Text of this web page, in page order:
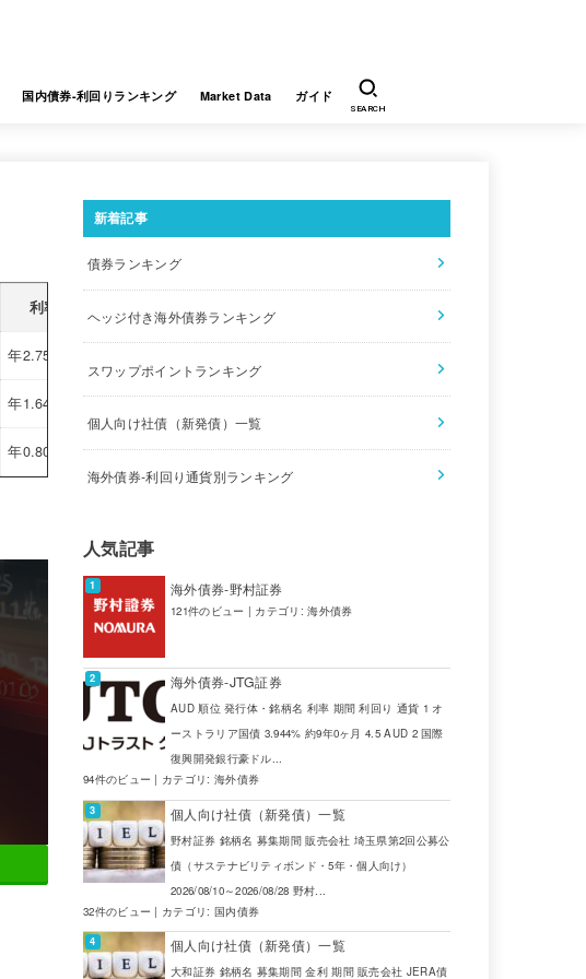
国内債券-利回りランキング Market Data ガイド
SEARCH
利率 償還日 参考単価
年2.75%※3
年1.64% 2025/4/25 101.06 1.053
年0.80% 2042/3/20 99.19 0.850
新着記事
債券ランキング
ヘッジ付き海外債券ランキング
スワップポイントランキング
個人向け社債（新発債）一覧
海外債券-利回り通貨別ランキング
人気記事
海外債券-野村証券
121件のビュー | カテゴリ:海外債券
海外債券-JTG証券
AUD 順位 発行体・銘柄名 利率 期間 利回り 通貨 1 オ
ーストラリア国債 3.944% 約9年0ヶ月 4.5 AUD 2 国際
復興開発銀行豪ドル...
94件のビュー | カテゴリ: 海外債券
個人向け社債（新発債）一覧
野村証券 銘柄名 募集期間 販売会社 埼玉県第2回公募公
債（サステナビリティボンド・5年・個人向け）
2026/08/10～2026/08/28 野村...
32件のビュー | カテゴリ: 国内債券
個人向け社債（新発債）一覧
大和証券 銘柄名 募集期間 金利 期間 販売会社 JERA債